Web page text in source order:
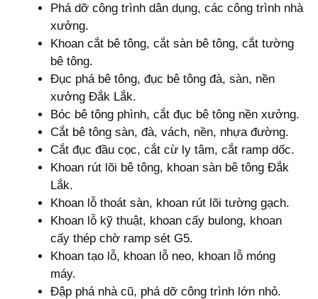
Phá dỡ công trình dân dụng, các công trình nhà
xưởng.
Khoan cắt bê tông, cắt sàn bê tông, cắt tường
bê tông.
Đục phá bê tông, đục bê tông đà, sàn, nền
xưởng Đắk Lắk.
Bóc bê tông phình, cắt đục bê tông nền xưởng.
Cắt bê tông sàn, đà, vách, nền, nhựa đường.
Cắt đục đầu cọc, cắt cừ ly tâm, cắt ramp dốc.
Khoan rút lõi bê tông, khoan sàn bê tông Đắk
Lắk.
Khoan lỗ thoát sàn, khoan rút lõi tường gạch.
Khoan lỗ kỹ thuật, khoan cấy bulong, khoan
cấy thép chờ ramp sét G5.
Khoan tạo lỗ, khoan lỗ neo, khoan lỗ móng
máy.
Đập phá nhà cũ, phá dỡ công trình lớn nhỏ.